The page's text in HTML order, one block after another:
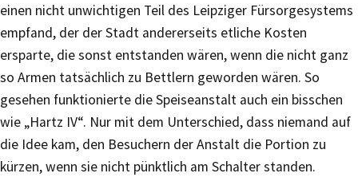
einen nicht unwichtigen Teil des Leipziger Fürsorgesystems
empfand, der der Stadt andererseits etliche Kosten
ersparte, die sonst entstanden wären, wenn die nicht ganz
so Armen tatsächlich zu Bettlern geworden wären. So
gesehen funktionierte die Speiseanstalt auch ein bisschen
wie „Hartz IV“. Nur mit dem Unterschied, dass niemand auf
die Idee kam, den Besuchern der Anstalt die Portion zu
kürzen, wenn sie nicht pünktlich am Schalter standen.